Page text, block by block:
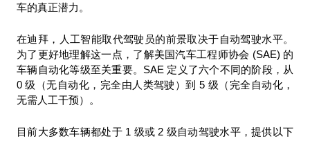
车的真正潜力。
在迪拜，人工智能取代驾驶员的前景取决于自动驾驶水平。
为了更好地理解这一点，了解美国汽车工程师协会 (SAE) 的
车辆自动化等级至关重要。SAE 定义了六个不同的阶段，从
0 级（无自动化，完全由人类驾驶）到 5 级（完全自动化，
无需人工干预）。
目前大多数车辆都处于 1 级或 2 级自动驾驶水平，提供以下